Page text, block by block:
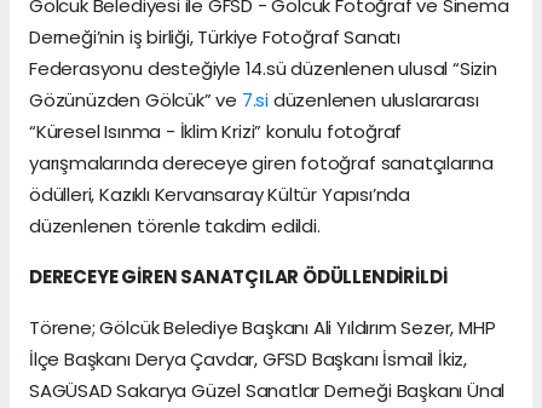
Gölcük Belediyesi ile GFSD - Gölcük Fotoğraf ve Sinema
Derneği’nin iş birliği, Türkiye Fotoğraf Sanatı
Federasyonu desteğiyle 14.sü düzenlenen ulusal “Sizin
Gözünüzden Gölcük” ve 7.sidüzenlenen uluslararası
“Küresel Isınma - İklim Krizi” konulu fotoğraf
yarışmalarında dereceye giren fotoğraf sanatçılarına
ödülleri, Kazıklı Kervansaray Kültür Yapısı’nda
düzenlenen törenle takdim edildi.
DERECEYE GİREN SANATÇILAR ÖDÜLLENDİRİLDİ
Törene; Gölcük Belediye Başkanı Ali Yıldırım Sezer, MHP
İlçe Başkanı Derya Çavdar, GFSD Başkanı İsmail İkiz,
SAGÜSAD Sakarya Güzel Sanatlar Derneği Başkanı Ünal